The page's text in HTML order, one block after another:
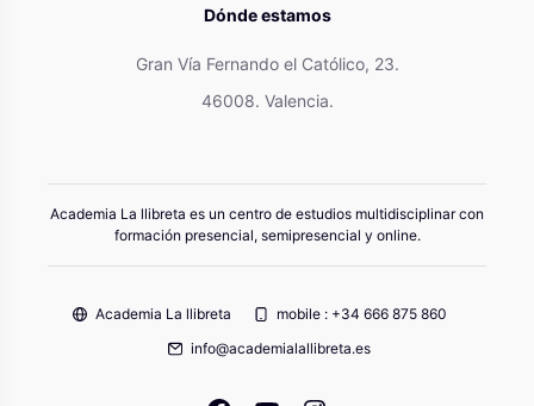
Dónde estamos
Gran Vía Fernando el Católico, 23.
46008. Valencia.
Academia La llibreta es un centro de estudios multidisciplinar con
formación presencial, semipresencial y online.
Academia La llibreta
mobile : +34 666 875 860
info@academialallibreta.es